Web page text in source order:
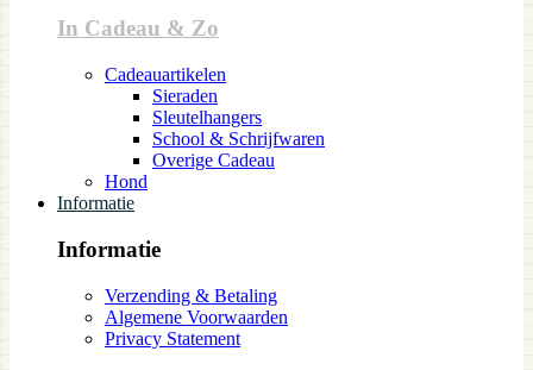
In Cadeau & Zo
Cadeauartikelen
Sieraden
Sleutelhangers
School & Schrijfwaren
Overige Cadeau
Hond
Informatie
Informatie
Verzending & Betaling
Algemene Voorwaarden
Privacy Statement